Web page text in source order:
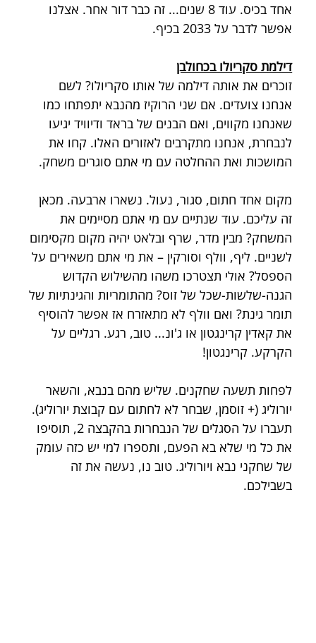
אחד בכיס. עוד 8 שנים... זה כבר דור אחר. אצלנו
אפשר לדבר על 2033 בכיף.
דילמת סקריולו בכחולבן
זוכרים את אותה דילמה של אותו סקריולו? לשם
אנחנו צועדים. אם שני הרוקיז מהנבא יתפתחו כמו
שאנחנו מקווים, ואם הבנים של בראד ודיוויד יגיעו
לנבחרת, אנחנו מתקרבים לאזורים האלו. קחו את
המושכות ואת ההחלטה עם מי אתם סוגרים משחק.
מקום אחד חתום, סגור, נעול. נשארו ארבעה. מכאן
זה עליכם. עוד שנתיים עם מי אתם מסיימים את
המשחק? מבין מדר, שרף ובלאט יהיה מקום מקסימום
לשניים. ליף, וולף וסורקין – את מי אתם משאירים על
הספסל? אולי תצטרכו משהו מהשילוש הקדוש
הגנה-שלשות-שכל של זוס? מהתומריות והגינתיות של
תומר גינת? ואם וולף לא מתאזרח אז אפשר להוסיף
את קאדין קרינגטון או ג'ונ... טוב, רגע. רגליים על
הקרקע. קרינגטון!
לפחות תשעה שחקנים. שליש מהם בנבא, והשאר
יורוליג (+ זוסמן, שבחר לא לחתום עם קבוצת יורוליג).
תעברו על הסגלים של הנבחרות בהקבצה 2, תוסיפו
את כל מי שלא בא הפעם, ותספרו למי יש כזה עומק
של שחקני נבא ויורוליג. טוב נו, נעשה את זה
בשבילכם.